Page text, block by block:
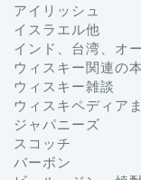
アイリッシュ
イスラエル他
インド、台湾、オ
ウィスキー関連の本
ウィスキー雑談
ウィスキペディア
ジャパニーズ
スコッチ
バーボン